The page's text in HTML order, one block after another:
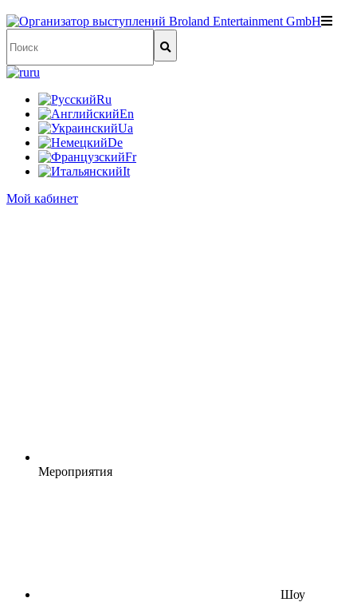
ru
Ru
En
Ua
De
Fr
It
Мой кабинет
Мероприятия
Шоу